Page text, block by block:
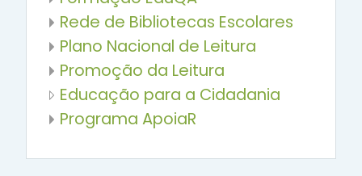
Rede de Bibliotecas Escolares
Plano Nacional de Leitura
Promoção da Leitura
Educação para a Cidadania
Programa ApoiaR